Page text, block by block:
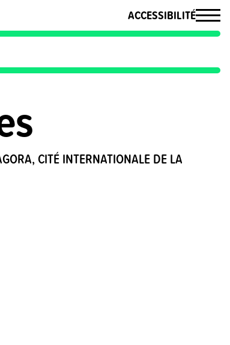
ACCESSIBILITÉ
CITÉ INTERNATIONALE DE LA